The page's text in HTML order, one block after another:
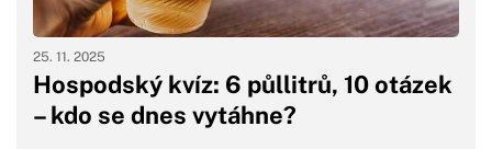
Hospodský kvíz: 6 půllitrů, 10 otázek
– kdo se dnes vytáhne?
25. 11. 2025